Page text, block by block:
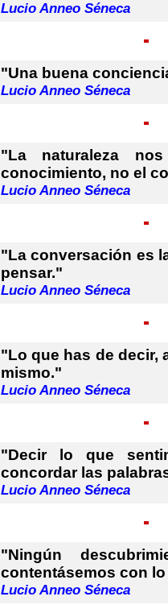
Lucio Anneo Séneca
"Una buena
Lucio Anneo Séneca
"La naturaleza
conocimiento, no el
Lucio Anneo Séneca
"La conversación es
pensar."
Lucio Anneo Séneca
"Lo que has de decir,
mismo."
Lucio Anneo Séneca
"Decir lo que
concordar las
Lucio Anneo Séneca
"Ningún
contentásemos con
Lucio Anneo Séneca